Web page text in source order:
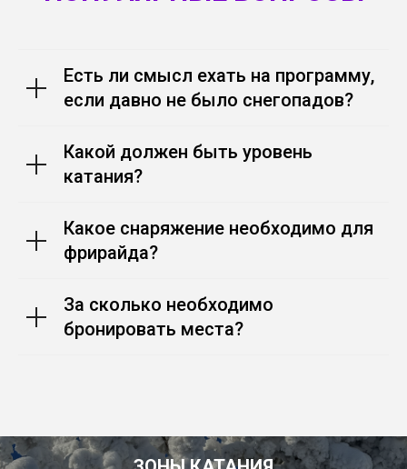
Есть ли смысл ехать на программу,
если давно не было снегопадов?
Какой должен быть уровень
катания?
Какое снаряжение необходимо для
фрирайда?
За сколько необходимо
бронировать места?